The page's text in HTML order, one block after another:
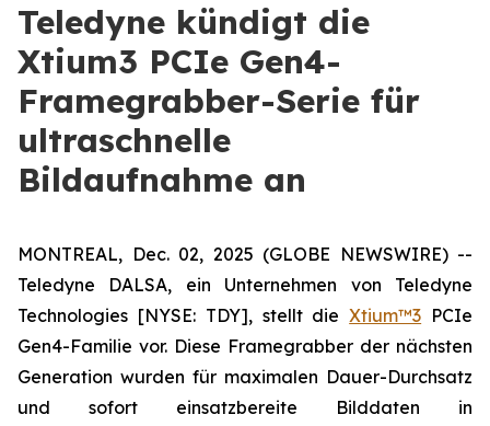
Teledyne kündigt die
Xtium3 PCIe Gen4-
Framegrabber-Serie für
ultraschnelle
Bildaufnahme an
MONTREAL, Dec. 02, 2025 (GLOBE NEWSWIRE) --
Teledyne DALSA, ein Unternehmen von Teledyne
Technologies [NYSE: TDY], stellt dieXtium™3 PCIe
Gen4-Familie vor. Diese Framegrabber der nächsten
Generation wurden für maximalen Dauer-Durchsatz
und sofort einsatzbereite Bilddaten in